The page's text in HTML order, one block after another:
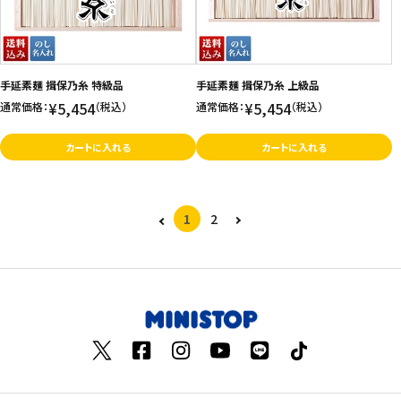
手延素麺 揖保乃糸 特級品
通常価格：¥5,454（税込）
カートに入れる
手延素麺 揖保乃糸 上級品
通常価格：¥5,454（税込）
カートに入れる
1 2